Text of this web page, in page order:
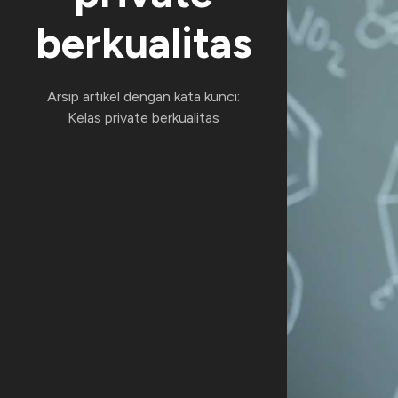
berkualitas
Arsip artikel dengan kata kunci:
Kelas private berkualitas